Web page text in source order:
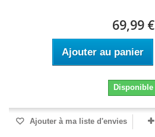
69,99 €
Ajouter au panier
Disponible
Ajouter à ma liste d'envies